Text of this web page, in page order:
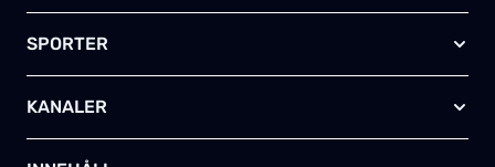
SPORTER
Ishockey
Amerikansk fotboll
KANALER